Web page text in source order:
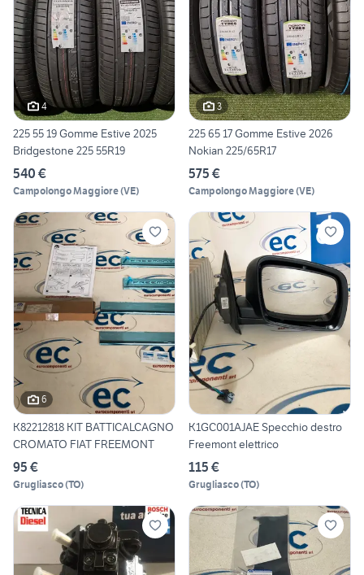
4
225 55 19 Gomme Estive 2025
Bridgestone 225 55R19
540 €
Campolongo Maggiore(VE)
3
225 65 17 Gomme Estive 2026
Nokian 225/65R17
575 €
Campolongo Maggiore(VE)
6
K82212818 KIT BATTICALCAGNO
CROMATO FIAT FREEMONT
95 €
Grugliasco(TO)
K1GC001AJAE Specchio destro
Freemont elettrico
115 €
Grugliasco(TO)